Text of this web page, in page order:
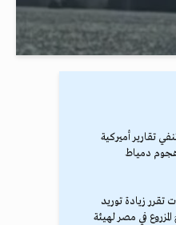
تقارير أميركية
دمياط
تقرر زيادة توريد
في مصر لهيئة